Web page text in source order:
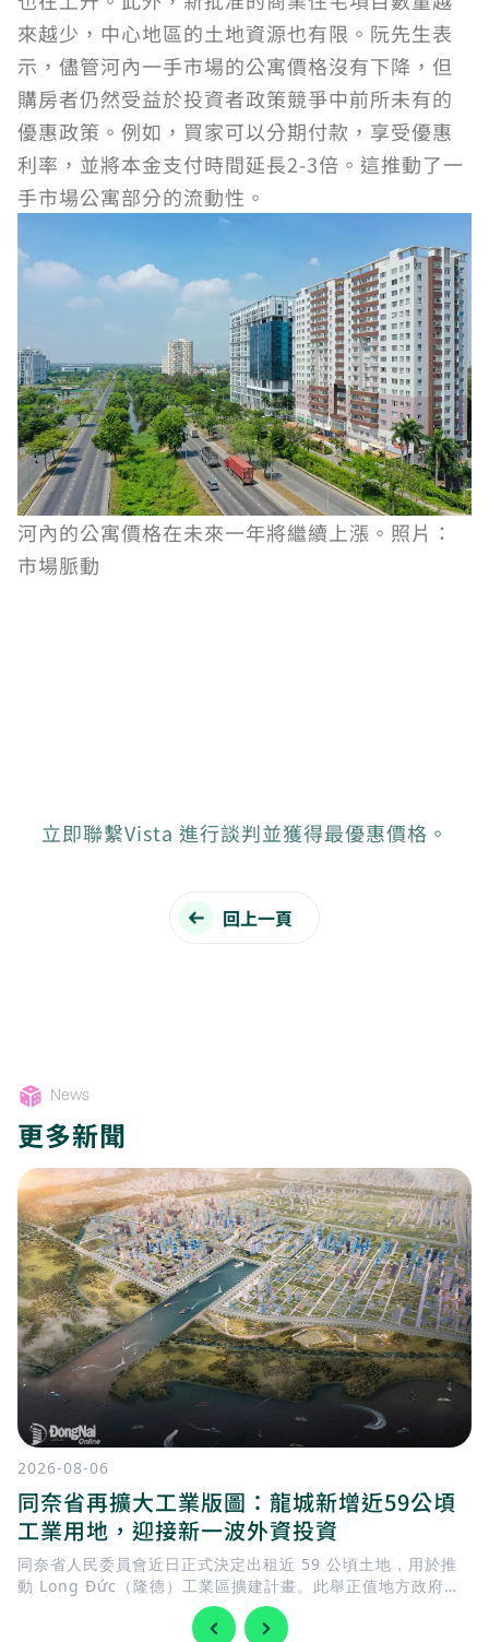
來越少，中心地區的土地資源也有限。阮先生表
示，儘管河內一手市場的公寓價格沒有下降，但
購房者仍然受益於投資者政策競爭中前所未有的
優惠政策。例如，買家可以分期付款，享受優惠
利率，並將本金支付時間延長2-3倍。這推動了一
手市場公寓部分的流動性。
河內的公寓價格在未來一年將繼續上漲。照片：
市場脈動
立即聯繫Vista 進行談判並獲得最優惠價格。
回上一頁
News
更多新聞
2026-08-06
同奈省再擴大工業版圖：龍城新增近59公頃
工業用地，迎接新一波外資投資
同奈省人民委員會近日正式決定出租近 59 公頃土地，用於推
動 Long Đức（隆德）工業區擴建計畫。此舉正值地方政府加
快完善基礎建設，迎接 隆城國際機場 即將投入營運，同時持續
擴充工業用地，以滿足國內外企業日益增加的投資需求。